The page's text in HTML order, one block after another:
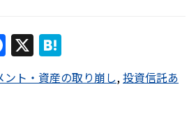
F
a
c
X
at
e
ント・資産の取り崩し, 投資信託あ